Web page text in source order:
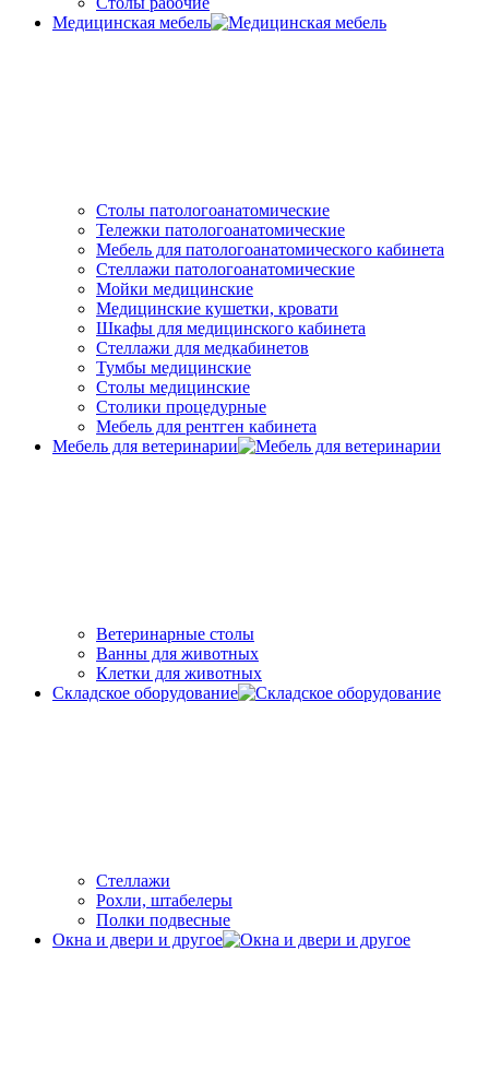
Медицинская мебель
Столы патологоанатомические
Тележки патологоанатомические
Мебель для патологоанатомического кабинета
Стеллажи патологоанатомические
Мойки медицинские
Медицинские кушетки, кровати
Шкафы для медицинского кабинета
Стеллажи для медкабинетов
Тумбы медицинские
Столы медицинские
Столики процедурные
Мебель для рентген кабинета
Мебель для ветеринарии
Ветеринарные столы
Ванны для животных
Клетки для животных
Складское оборудование
Стеллажи
Рохли, штабелеры
Полки подвесные
Окна и двери и другое